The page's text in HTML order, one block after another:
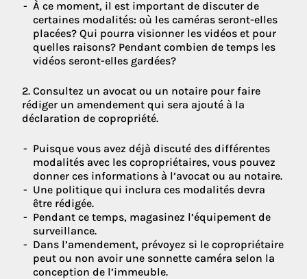
À ce moment, il est important de discuter de
certaines modalités: où les caméras seront-elles
placées? Qui pourra visionner les vidéos et pour
quelles raisons? Pendant combien de temps les
vidéos seront-elles gardées?
2. Consultez un avocat ou un notaire pour faire
rédiger un amendement qui sera ajouté à la
déclaration de copropriété.
Puisque vous avez déjà discuté des différentes
modalités avec les copropriétaires, vous pouvez
donner ces informations à l’avocat ou au notaire.
Une politique qui inclura ces modalités devra
être rédigée.
Pendant ce temps, magasinez l’équipement de
surveillance.
Dans l’amendement, prévoyez si le copropriétaire
peut ou non avoir une sonnette caméra selon la
conception de l’immeuble.